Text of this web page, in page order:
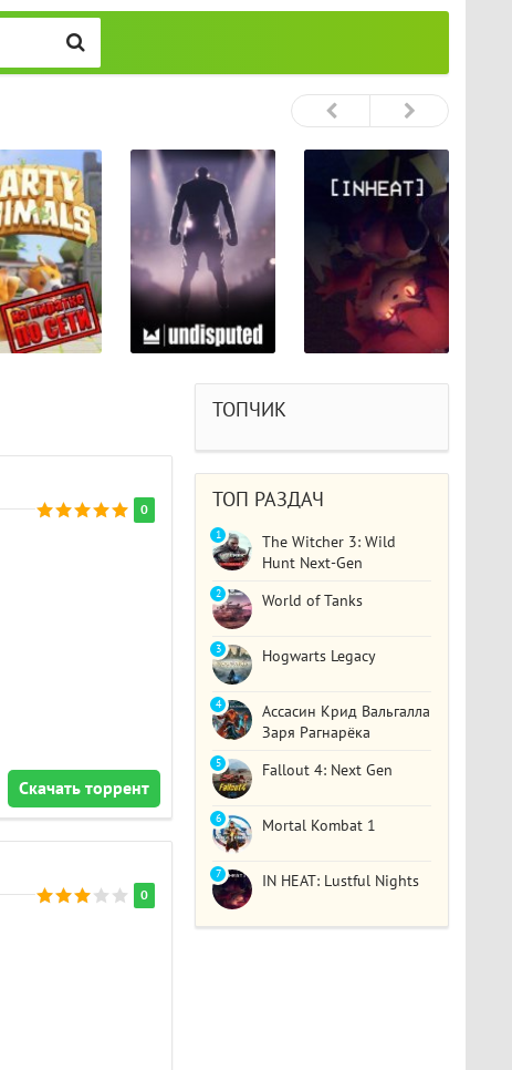
0
Скачать торрент
0
ТОПЧИК
ТОП РАЗДАЧ
The Witcher 3: Wild
Hunt Next-Gen
1
World of Tanks
2
Hogwarts Legacy
3
Ассасин Крид Вальгалла
Заря Рагнарёка
4
Fallout 4: Next Gen
5
Mortal Kombat 1
6
IN HEAT: Lustful Nights
7